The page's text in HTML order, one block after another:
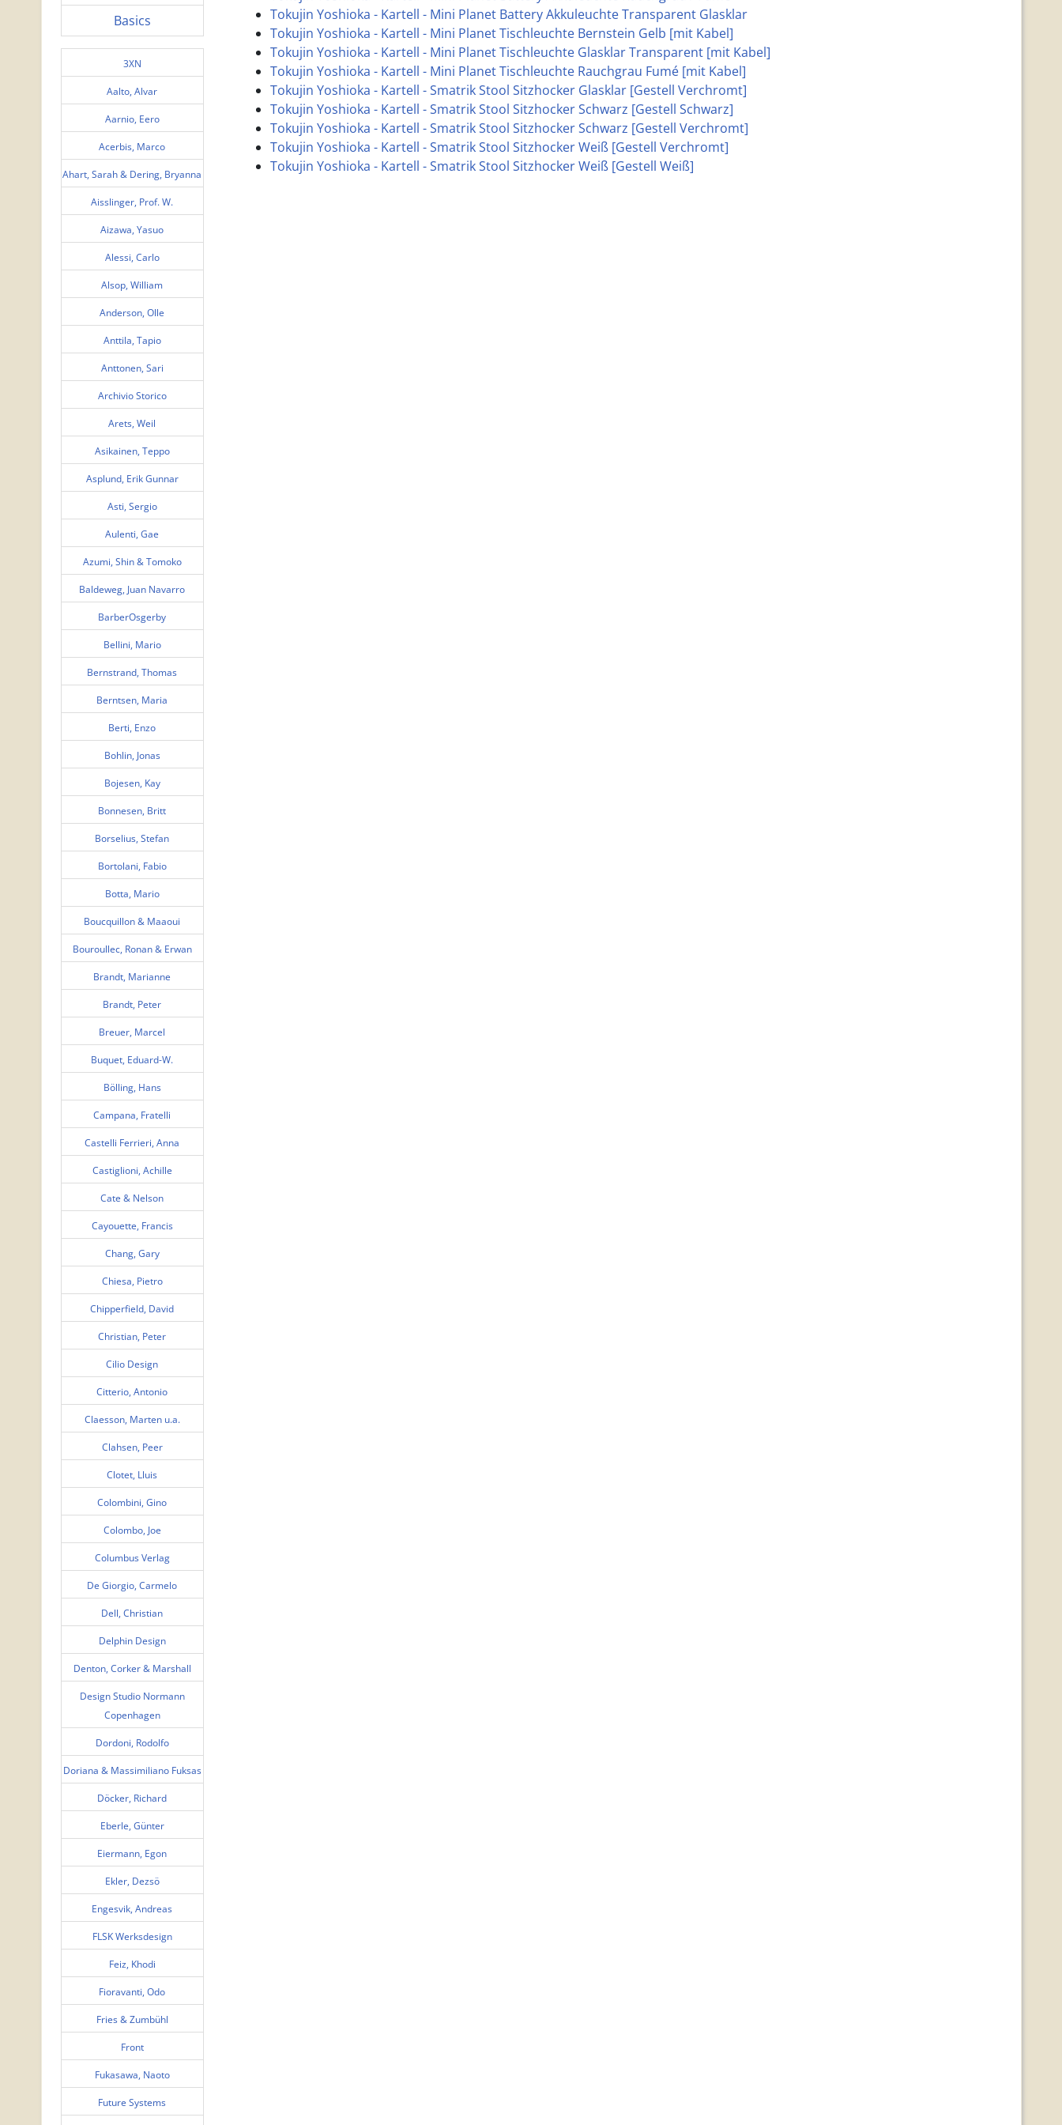
Basics
3XN
Aalto, Alvar
Aarnio, Eero
Acerbis, Marco
Ahart, Sarah & Dering, Bryanna
Aisslinger, Prof. W.
Aizawa, Yasuo
Alessi, Carlo
Alsop, William
Anderson, Olle
Anttila, Tapio
Anttonen, Sari
Archivio Storico
Arets, Weil
Asikainen, Teppo
Asplund, Erik Gunnar
Asti, Sergio
Aulenti, Gae
Azumi, Shin & Tomoko
Baldeweg, Juan Navarro
BarberOsgerby
Bellini, Mario
Bernstrand, Thomas
Berntsen, Maria
Berti, Enzo
Bohlin, Jonas
Bojesen, Kay
Bonnesen, Britt
Borselius, Stefan
Bortolani, Fabio
Botta, Mario
Boucquillon & Maaoui
Bouroullec, Ronan & Erwan
Brandt, Marianne
Brandt, Peter
Breuer, Marcel
Buquet, Eduard-W.
Bölling, Hans
Campana, Fratelli
Castelli Ferrieri, Anna
Castiglioni, Achille
Cate & Nelson
Cayouette, Francis
Chang, Gary
Chiesa, Pietro
Chipperfield, David
Christian, Peter
Cilio Design
Citterio, Antonio
Claesson, Marten u.a.
Clahsen, Peer
Clotet, Lluis
Colombini, Gino
Colombo, Joe
Columbus Verlag
De Giorgio, Carmelo
Dell, Christian
Delphin Design
Denton, Corker & Marshall
Design Studio Normann
Copenhagen
Dordoni, Rodolfo
Doriana & Massimiliano Fuksas
Döcker, Richard
Eberle, Günter
Eiermann, Egon
Ekler, Dezsö
Engesvik, Andreas
FLSK Werksdesign
Feiz, Khodi
Fioravanti, Odo
Fries & Zumbühl
Front
Fukasawa, Naoto
Future Systems
Tokujin Yoshioka - Kartell - Mini Planet Battery Akkuleuchte Transparent Glasklar
Tokujin Yoshioka - Kartell - Mini Planet Tischleuchte Bernstein Gelb [mit Kabel]
Tokujin Yoshioka - Kartell - Mini Planet Tischleuchte Glasklar Transparent [mit Kabel]
Tokujin Yoshioka - Kartell - Mini Planet Tischleuchte Rauchgrau Fumé [mit Kabel]
Tokujin Yoshioka - Kartell - Smatrik Stool Sitzhocker Glasklar [Gestell Verchromt]
Tokujin Yoshioka - Kartell - Smatrik Stool Sitzhocker Schwarz [Gestell Schwarz]
Tokujin Yoshioka - Kartell - Smatrik Stool Sitzhocker Schwarz [Gestell Verchromt]
Tokujin Yoshioka - Kartell - Smatrik Stool Sitzhocker Weiß [Gestell Verchromt]
Tokujin Yoshioka - Kartell - Smatrik Stool Sitzhocker Weiß [Gestell Weiß]